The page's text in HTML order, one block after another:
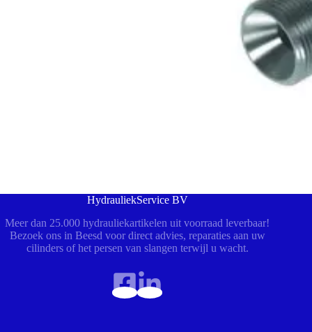
HydrauliekService BV
Meer dan 25.000 hydrauliekartikelen uit voorraad leverbaar!
Bezoek ons in Beesd voor direct advies, reparaties aan uw
cilinders of het persen van slangen terwijl u wacht.